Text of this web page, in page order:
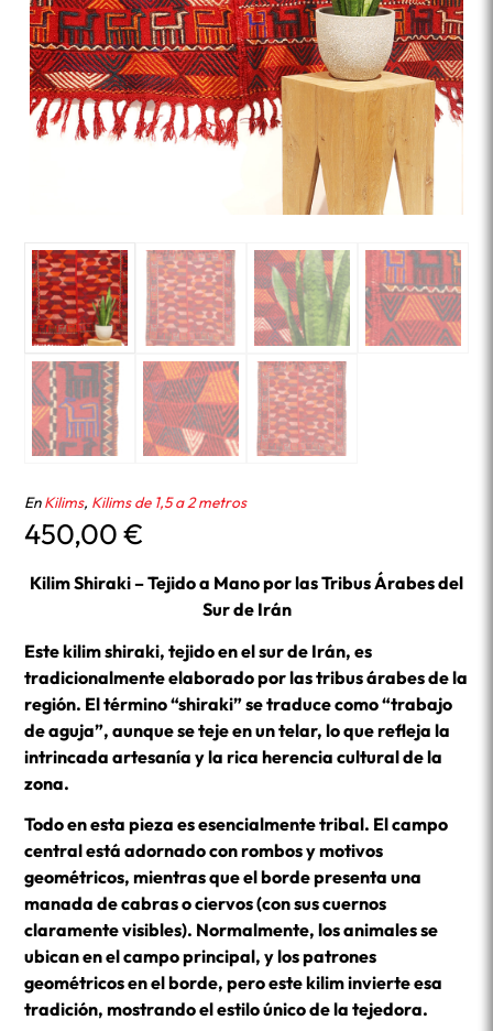
EnKilims, Kilims de 1,5 a 2 metros
450,00€
Kilim Shiraki – Tejido a Mano por las Tribus Árabes del
Sur de Irán
Este kilim shiraki, tejido en el sur de Irán, es
tradicionalmente elaborado por las tribus árabes de la
región. El término “shiraki” se traduce como “trabajo
de aguja”, aunque se teje en un telar, lo que refleja la
intrincada artesanía y la rica herencia cultural de la
zona.
Todo en esta pieza es esencialmente tribal. El campo
central está adornado con rombos y motivos
geométricos, mientras que el borde presenta una
manada de cabras o ciervos (con sus cuernos
claramente visibles). Normalmente, los animales se
ubican en el campo principal, y los patrones
geométricos en el borde, pero este kilim invierte esa
tradición, mostrando el estilo único de la tejedora.